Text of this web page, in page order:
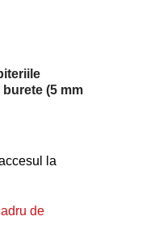
(5 mm
la
de